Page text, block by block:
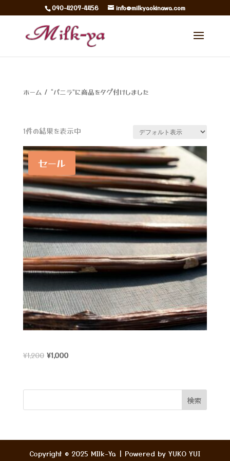
090-4207-4456 info@milkyaokinawa.com
ホーム/ “バニラ”に商品をタグ付けしました
1件の結果を表示中
セール
¥1,200 ¥1,000
Copyright © 2025 MIlk-Ya | Powered by YUKO YUI